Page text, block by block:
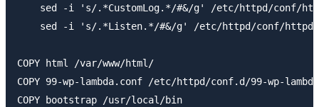
sed -i 's/.*CustomLog.*/#&/g' /etc/httpd/conf/
sed -i 's/.*Listen.*/#&/g' /etc/httpd/conf/
COPY html /var/www/html/
COPY 99-wp-lambda.conf /etc/httpd/conf.d/99-wp-
COPY bootstrap /usr/local/bin